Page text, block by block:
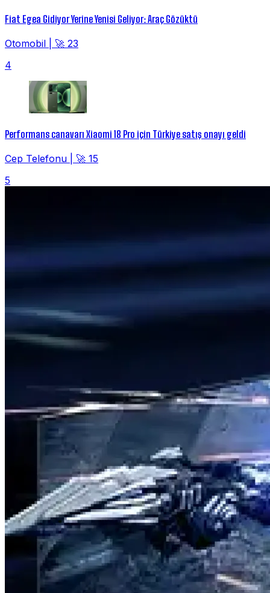
Fiat Egea Gidiyor Yerine Yenisi Geliyor: Araç Gözüktü
Otomobil
🚀 23
4
Performans canavarı Xiaomi 18 Pro için Türkiye satış onayı geldi
Cep Telefonu
🚀 15
5